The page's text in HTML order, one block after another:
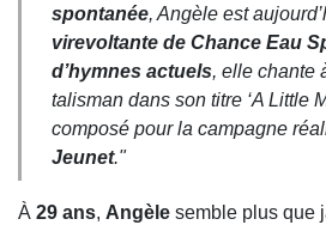
spontanée, Angèle est
virevoltante de Chance Eau
d’hymnes actuels, elle chante
talisman dans son titre ‘A Little
composé pour la campagne
Jeunet."
À 29 ans, Angèle semble plus que